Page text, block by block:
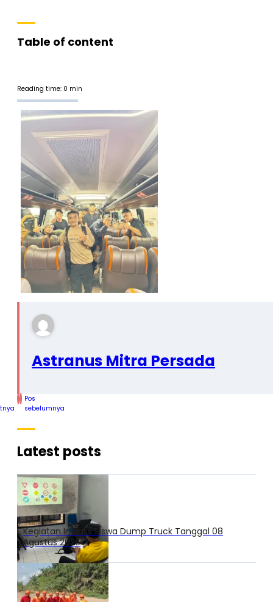
Table of content
Reading time: 0 min
Astranus Mitra Persada
Pos
sebelumnya
Latest posts
Kegiatan Inclass Siswa Dump Truck Tanggal 08
Agustus 2026